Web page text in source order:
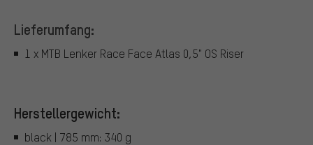
Lieferumfang:
1 x MTB Lenker Race Face Atlas 0,5" OS Riser
Herstellergewicht:
black | 785 mm: 340 g